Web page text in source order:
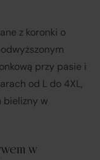
z koronki o
przy pasie i
od L do 4XL,
bielizny w
w